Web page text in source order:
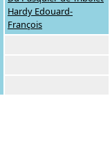
Hardy Edouard-
François